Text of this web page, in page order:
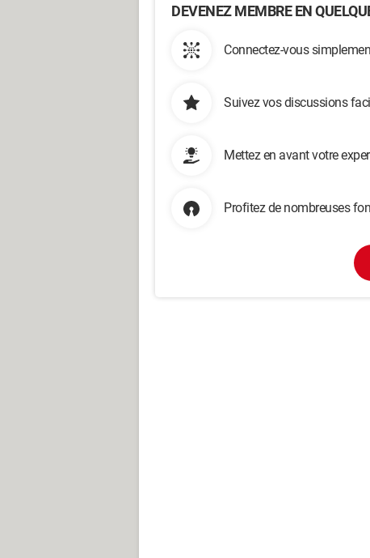
DEVENEZ MEMBRE EN
Connectez-vous
Suivez vos discussions
Mettez en avant votre
Profitez de nombreuses